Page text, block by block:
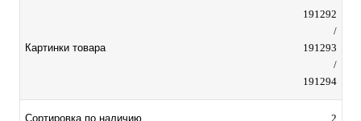
Картинки товара
191292
/
191293
/
191294
Сортировка по наличию 2